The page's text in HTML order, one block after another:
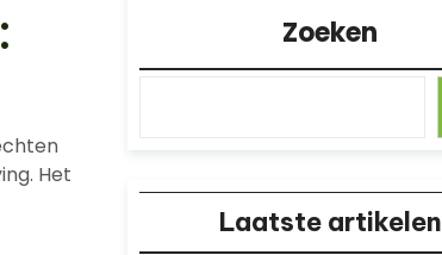
Het
Zoeken
Laatste artikelen